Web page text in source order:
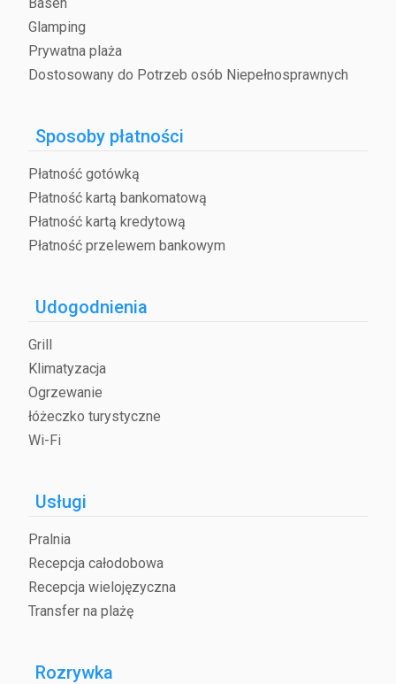
Wieś góruje nad malowniczą wioską Talamone i jest;
otoczony naturalnym pięknem Parku Maremma. Położenie
na szczycie wzgórza oferuje wspaniałe widoki
panoramiczne i możliwość do zwiedzania okolicznych
terenów bogatych w elementy naturalne i historyczne.
Glamping
Prywatna plaża
Dostosowany do Potrzeb osób Niepełnosprawnych
Sposoby płatności
Płatność gotówką
Płatność kartą bankomatową
Płatność kartą kredytową
Płatność przelewem bankowym
Udogodnienia
Grill
Klimatyzacja
Ogrzewanie
łóżeczko turystyczne
Wi-Fi
Usługi
Pralnia
Recepcja całodobowa
Recepcja wielojęzyczna
Transfer na plażę
Rozrywka